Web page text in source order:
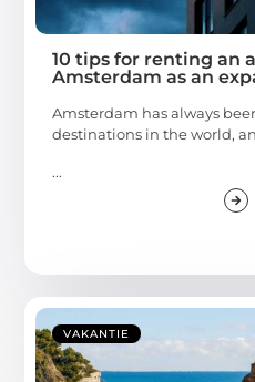
10 tips for renting an
Amsterdam as an
Amsterdam has always
destinations in the world,
...
VAKANTIE